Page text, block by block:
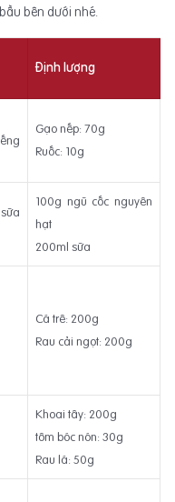
bên dưới nhé.
Định lượng
Gạo nếp: 70g
Ruốc: 10g
100g ngũ cốc nguyên
hạt
200ml sữa
Cá trê: 200g
Rau cải ngọt: 200g
Khoai tây: 200g
tôm bóc nón: 30g
Rau lá: 50g